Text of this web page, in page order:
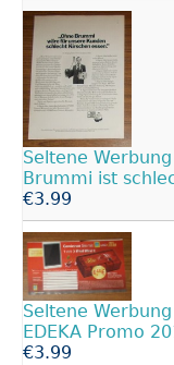
Seltene Werbung
Brummi ist
€3.99
Seltene Werbung
EDEKA Promo
€3.99